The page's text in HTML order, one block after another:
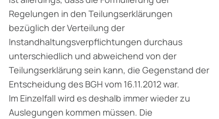
Regelungen in den Teilungserklärungen
bezüglich der Verteilung der
Instandhaltungsverpflichtungen durchaus
unterschiedlich und abweichend von der
Teilungserklärung sein kann, die Gegenstand der
Entscheidung des BGH vom 16.11.2012 war.
Im Einzelfall wird es deshalb immer wieder zu
Auslegungen kommen müssen. Die